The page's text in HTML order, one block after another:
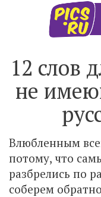
12 слов
не
Влюбленным
потому, что
разбрелись по
соберем